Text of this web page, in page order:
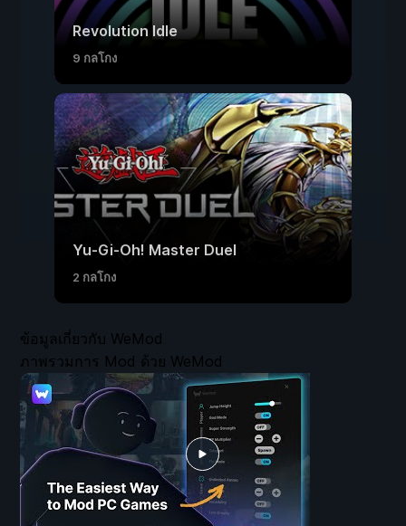
Revolution Idle
9 กลโกง
Yu-Gi-Oh! Master Duel
2 กลโกง
ข้อมูลเกี่ยวกับ WeMod
ภาพรวมการ Mod ด้วย WeMod